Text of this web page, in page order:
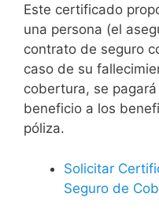
Este certificado
una persona (el
contrato de seguro
caso de su
cobertura, se
beneficio a los
póliza.
Solicitar
Seguro de